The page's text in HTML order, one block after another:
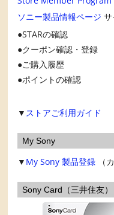
ソニー製品情報ページ サ
STARの確認
クーポン確認・登録
ご購入履歴
ポイントの確認
▼ ストアご利用ガイド
My Sony
▼ My Sony 製品登録 （
Sony Card（三井住友）